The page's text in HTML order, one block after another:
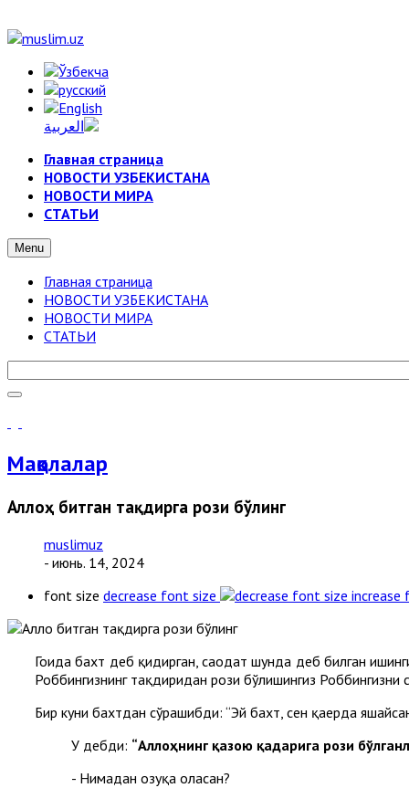
Главная страница
НОВОСТИ УЗБЕКИСТАНА
НОВОСТИ МИРА
СТАТЬИ
Menu
Главная страница
НОВОСТИ УЗБЕКИСТАНА
НОВОСТИ МИРА
СТАТЬИ
Мақолалар
Аллоҳ битган тақдирга рози бўлинг
muslimuz
- июнь. 14, 2024
font size decrease font size increase
Гоҳида бахт деб қидирган, саодат шунда деб билган
Роббингизнинг тақдиридан рози бўлишингиз
Бир куни бахтдан сўрашибди: “Эй бахт, сен қаерда
У дебди: “Аллоҳнинг қазою қадарига рози
- Нимадан озуқа оласан?